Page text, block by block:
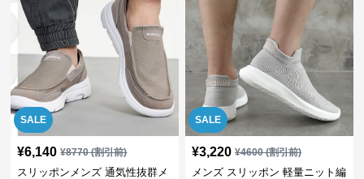
SALE
¥6,140 ¥8770(割引前)
スリッポンメンズ 通気性抜群メ
SALE
¥3,220 ¥4600(割引前)
メンズ スリッポン 軽量ニット編